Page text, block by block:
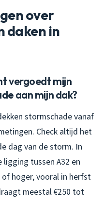
over
daken in
vergoedt mijn
aan mijn dak?
stormschade vanaf
Check altijd het
dag van de storm. In
ligging tussen A32 en
hoger, vooral in herfst
meestal €250 tot